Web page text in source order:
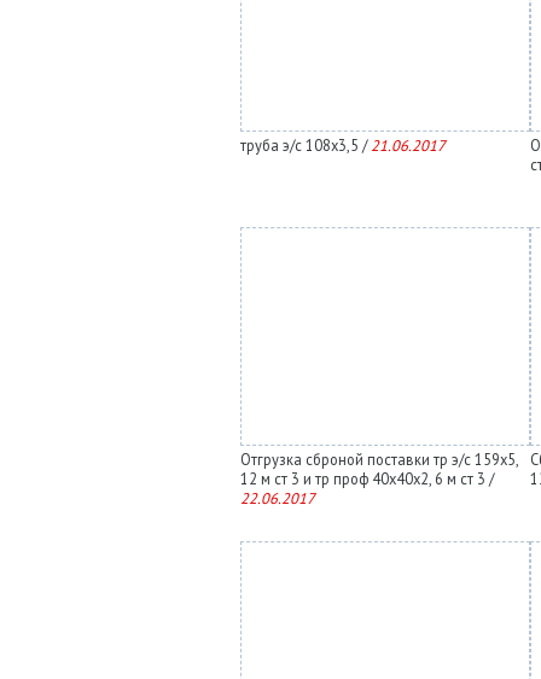
труба э/с 108х3,5 / 21.06.2017
Отгрузка сброной поставки тр э/с 159х5,
12 м ст 3 и тр проф 40х40х2, 6 м ст 3 /
22.06.2017